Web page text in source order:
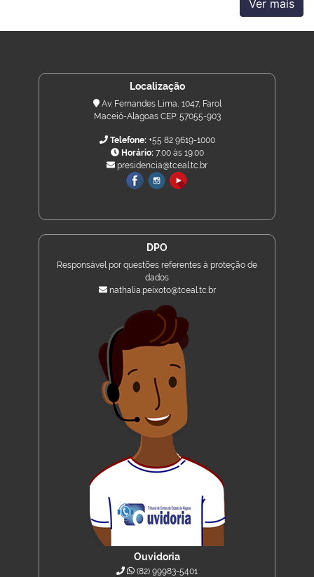
Ver mais
Localização
Av. Fernandes Lima, 1047, Farol
Maceió-Alagoas CEP: 57055-903
Telefone:+55 82 9619-1000
Horário:7:00 às 19:00
presidencia@tceal.tc.br
DPO
Responsável por questões referentes à proteção de
dados
nathalia.peixoto@tceal.tc.br
Ouvidoria
(82) 99983-5401